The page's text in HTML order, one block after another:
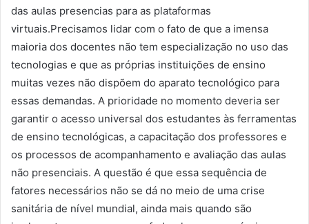
das aulas presencias para as plataformas
virtuais.Precisamos lidar com o fato de que a imensa
maioria dos docentes não tem especialização no uso das
tecnologias e que as próprias instituições de ensino
muitas vezes não dispõem do aparato tecnológico para
essas demandas. A prioridade no momento deveria ser
garantir o acesso universal dos estudantes às ferramentas
de ensino tecnológicas, a capacitação dos professores e
os processos de acompanhamento e avaliação das aulas
não presenciais. A questão é que essa sequência de
fatores necessários não se dá no meio de uma crise
sanitária de nível mundial, ainda mais quando são